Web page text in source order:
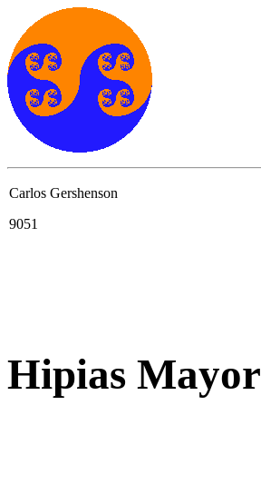
Carlos Gershenson
9051
Hipias Mayor